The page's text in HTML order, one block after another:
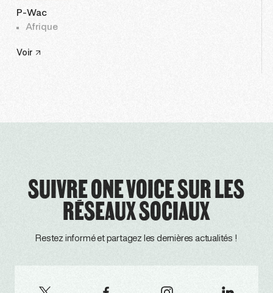
P-Wac
Afrique
Voir
SUIVRE ONE VOICE SUR LES
RÉSEAUX SOCIAUX
Restez informé et partagez les dernières actualités !